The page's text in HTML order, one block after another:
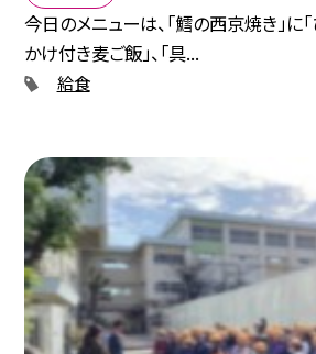
今日のメニューは、「鱈の西京焼き」に
かけ付き麦ご飯」、「具...
給食